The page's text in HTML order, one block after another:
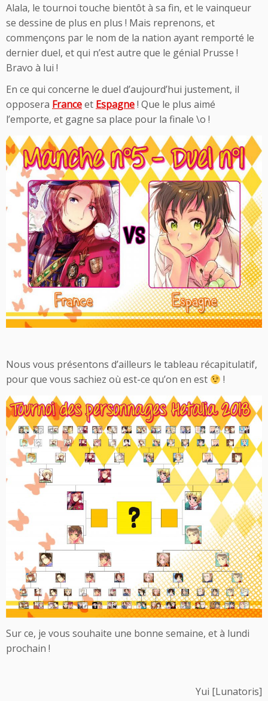
Alala, le tournoi touche bientôt à sa fin, et le vainqueur
se dessine de plus en plus ! Mais reprenons, et
commençons par le nom de la nation ayant remporté le
dernier duel, et qui n’est autre que le génial Prusse !
Bravo à lui !
En ce qui concerne le duel d’aujourd’hui justement, il
opposera Franceet Espagne! Que le plus aimé
l’emporte, et gagne sa place pour la finale \o !
Nous vous présentons d’ailleurs le tableau récapitulatif,
pour que vous sachiez où est-ce qu’on en est
!
Sur ce, je vous souhaite une bonne semaine, et à lundi
prochain !
Yui [Lunatoris]